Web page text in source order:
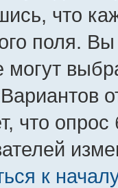
что
поля.
могут
что
к